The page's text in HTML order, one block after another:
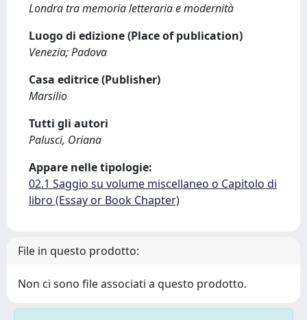
Londra tra memoria letteraria e modernità
Luogo di edizione (Place of publication)
Venezia; Padova
Casa editrice (Publisher)
Marsilio
Tutti gli autori
Palusci, Oriana
Appare nelle tipologie:
02.1 Saggio su volume miscellaneo o Capitolo di
libro (Essay or Book Chapter)
File in questo prodotto:
Non ci sono file associati a questo prodotto.